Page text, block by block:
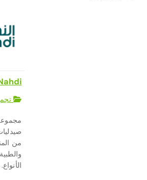
من
الأنواع.